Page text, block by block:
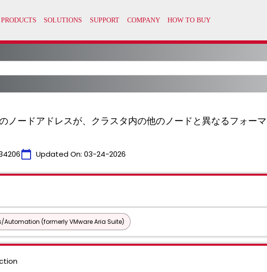
ノードアドレスが、クラスタ内の他のノードと異なるフォー
calendar_today Updated On: 03-24-2026
Automation (formerly VMware Aria Suite)